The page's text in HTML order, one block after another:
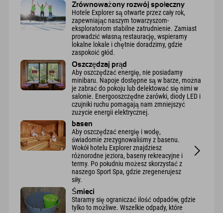
Zrównoważony rozwój społeczny
Hotele Explorer są otwarte przez cały rok,
zapewniając naszym towarzyszom-
eksploratorom stabilne zatrudnienie. Zamiast
prowadzić własną restaurację, wspieramy
lokalne lokale i chętnie doradzimy, gdzie
zaspokoić głód.
Oszczędzaj prąd
Aby oszczędzać energię, nie posiadamy
minibaru. Napoje dostępne są w barze, można
je zabrać do pokoju lub delektować się nimi w
salonie. Energooszczędne żarówki, diody LED i
czujniki ruchu pomagają nam zmniejszyć
zużycie energii elektrycznej.
basen
Aby oszczędzać energię i wodę,
świadomie zrezygnowaliśmy z basenu.
Wokół hotelu Explorer znajdziesz
różnorodne jeziora, baseny rekreacyjne i
termy. Po południu możesz skorzystać z
naszego Sport Spa, gdzie zregenerujesz
siły.
Śmieci
Staramy się ograniczać ilość odpadów, gdzie
tylko to możliwe. Wszelkie odpady, które